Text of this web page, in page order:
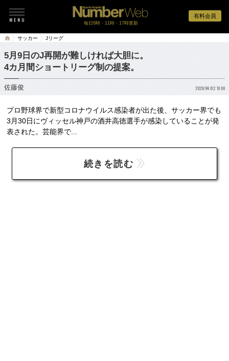
有料会員
毎日6時・11時・17時更新
サッカー Jリーグ
5月9日のJ再開が難しければ大胆に。
4カ月間ショートリーグ制の提案。
佐藤俊 2020/04/02 18:00
プロ野球界で新型コロナウイルス感染者が出た後、サッカー界でも
3月30日にヴィッセル神戸の酒井高徳選手が感染していることが発
表された。芸能界で...
続きを読む